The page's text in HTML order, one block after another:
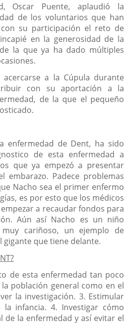
una
aplicación
externa.
Oscar Puente, aplaudió la
de los voluntarios que han
su participación el reto de
en la generosidad de la
la que ya ha dado múltiples
a la Cúpula durante
con su aportación a la
de la que el pequeño
enfermedad de Dent, ha sido
de esta enfermedad a
que ya empezó a presentar
embarazo. Padece problemas
Nacho sea el primer enfermo
es por esto que los médicos
a recaudar fondos para
Aún así Nacho es un niño
cariñoso, un ejemplo de
que tiene delante.
de esta enfermedad tan poco
población general como en el
la investigación. 3. Estimular
infancia. 4. Investigar cómo
la enfermedad y así evitar el